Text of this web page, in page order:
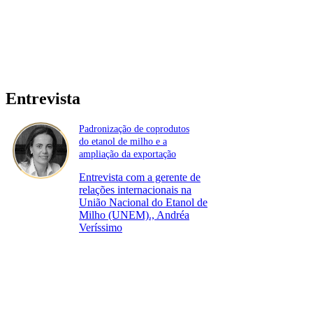
Entrevista
Padronização de coprodutos
do etanol de milho e a
ampliação da exportação
Entrevista com a gerente de
relações internacionais na
União Nacional do Etanol de
Milho (UNEM)., Andréa
Veríssimo